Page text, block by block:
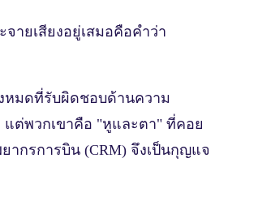
ายเสียงอยู่เสมอคือคำว่า
หมดที่รับผิดชอบด้านความ
แต่พวกเขาคือ "หูและตา" ที่คอย
กรการบิน (CRM) จึงเป็นกุญแจ